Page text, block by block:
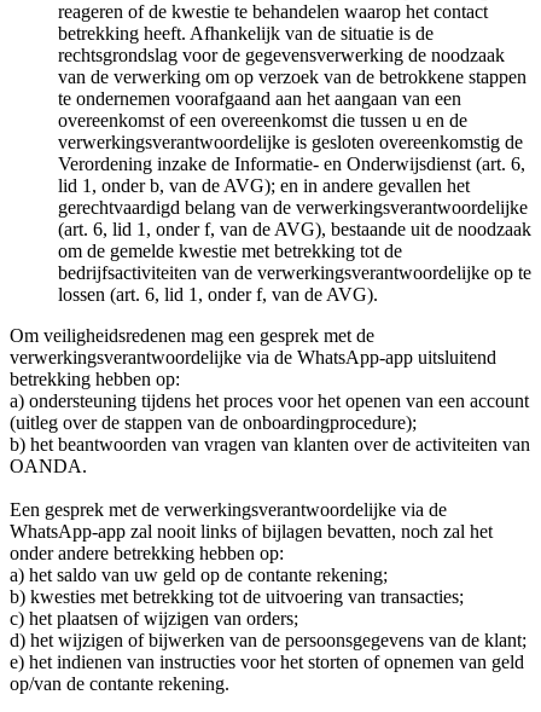
reageren of de kwestie te behandelen waarop het contact
betrekking heeft. Afhankelijk van de situatie is de
rechtsgrondslag voor de gegevensverwerking de noodzaak
van de verwerking om op verzoek van de betrokkene stappen
te ondernemen voorafgaand aan het aangaan van een
overeenkomst of een overeenkomst die tussen u en de
verwerkingsverantwoordelijke is gesloten overeenkomstig de
Verordening inzake de Informatie- en Onderwijsdienst (art. 6,
lid 1, onder b, van de AVG); en in andere gevallen het
gerechtvaardigd belang van de verwerkingsverantwoordelijke
(art. 6, lid 1, onder f, van de AVG), bestaande uit de noodzaak
om de gemelde kwestie met betrekking tot de
bedrijfsactiviteiten van de verwerkingsverantwoordelijke op te
lossen (art. 6, lid 1, onder f, van de AVG).
Om veiligheidsredenen mag een gesprek met de
verwerkingsverantwoordelijke via de WhatsApp-app uitsluitend
betrekking hebben op:
a) ondersteuning tijdens het proces voor het openen van een account
(uitleg over de stappen van de onboardingprocedure);
b) het beantwoorden van vragen van klanten over de activiteiten van
OANDA.
Een gesprek met de verwerkingsverantwoordelijke via de
WhatsApp-app zal nooit links of bijlagen bevatten, noch zal het
onder andere betrekking hebben op:
a) het saldo van uw geld op de contante rekening;
b) kwesties met betrekking tot de uitvoering van transacties;
c) het plaatsen of wijzigen van orders;
d) het wijzigen of bijwerken van de persoonsgegevens van de klant;
e) het indienen van instructies voor het storten of opnemen van geld
op/van de contante rekening.